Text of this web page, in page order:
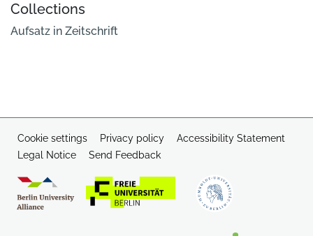
Collections
Aufsatz in Zeitschrift
Cookie settings Privacy policy
Accessibility Statement
Legal Notice
Send Feedback